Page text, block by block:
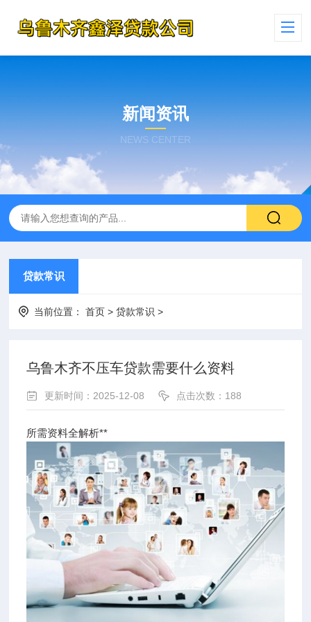
新闻资讯
NEWS CENTER
贷款常识
当前位置：首页 >贷款常识 >
乌鲁木齐不压车贷款需要什么资料
更新时间：2025-12-08 点击次数：188
所需资料全解析**